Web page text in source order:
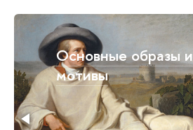
Основные образы и
мотивы